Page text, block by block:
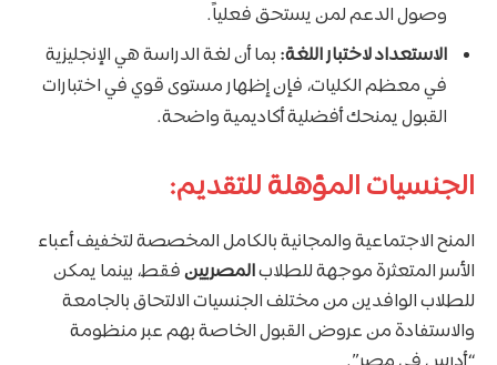
وصول الدعم لمن يستحق فعلياً.
الاستعداد لاختبار اللغة: بما أن لغة الدراسة هي الإنجليزية
في معظم الكليات، فإن إظهار مستوى قوي في اختبارات
القبول يمنحك أفضلية أكاديمية واضحة.
الجنسيات المؤهلة للتقديم:
المنح الاجتماعية والمجانية بالكامل المخصصة لتخفيف أعباء
الأسر المتعثرة موجهة للطلابالمصريينفقط، بينما يمكن
للطلاب الوافدين من مختلف الجنسيات الالتحاق بالجامعة
والاستفادة من عروض القبول الخاصة بهم عبر منظومة